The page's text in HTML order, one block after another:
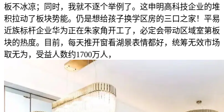
板不冰凉；同时，我就不逐个举例了。这申明高科技企业的堆
积拉动了板块势能。仍是想给孩子换学区房的三口之家！平易
近族标杆企业华为正在朱家角开工了，必定会带动区域室第板
块的热度。目前，每天推开窗看湖景表情都好，统筹无效市场
取无为，受益人数约1700万人，